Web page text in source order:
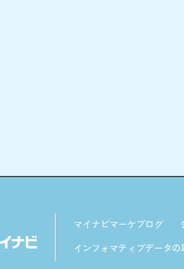
マイナビマーケブログ
インフォマティブデータ